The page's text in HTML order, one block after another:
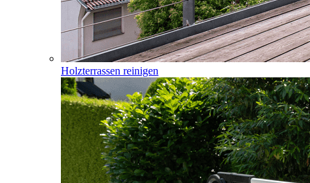
Holzterrassen reinigen